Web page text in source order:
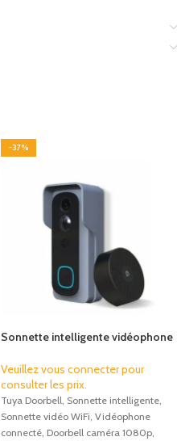
-37%
Sonnette intelligente vidéophone
Veuillez vous connecter pour
consulter les prix.
Tuya Doorbell, Sonnette intelligente,
Sonnette vidéo WiFi, Vidéophone
connecté, Doorbell caméra 1080p,